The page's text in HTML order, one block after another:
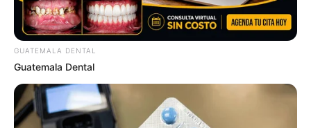
The Monster Snake That Makes Anacondas Look
Tiny!
BRAINBERRIES
GUATEMALA DENTAL
Guatemala Dental